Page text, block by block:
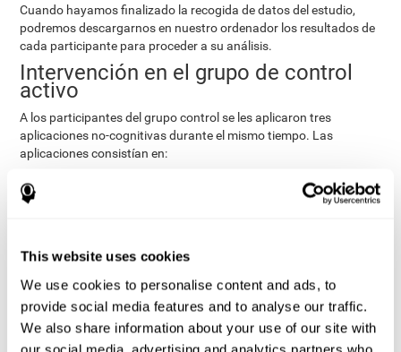
This website uses cookies
We use cookies to personalise content and ads, to
provide social media features and to analyse our traffic.
We also share information about your use of our site with
our social media, advertising and analytics partners who
Cuando hayamos finalizado la recogida de datos del estudio,
podremos descargarnos en nuestro ordenador los resultados de
cada participante para proceder a su análisis.
Intervención en el grupo de control
activo
A los participantes del grupo control se les aplicaron tres
aplicaciones no-cognitivas durante el mismo tiempo. Las
aplicaciones consistían en:
Recomponer las historias familiares a través de hitos
relevantes en la vida, como bodas, nacimientos o viajes.
Evaluaciones Pre y Post
Para medir la línea base (evaluación Pre) y el estado cognitivo
tras las intervenciones (evaluación Post), se les aplicó a los